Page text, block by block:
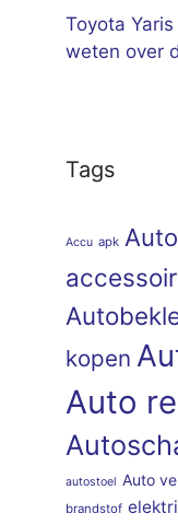
Toyota
weten over
Tags
Accu apk Auto
kopen
Auto
autostoel Auto
brandstof